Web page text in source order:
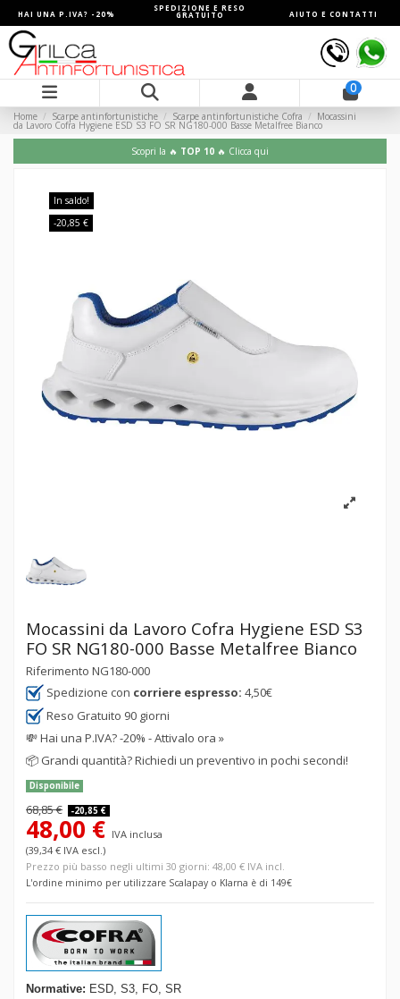
HAI UNA P.IVA? -20%
SPEDIZIONE E RESO
GRATUITO AIUTO E CONTATTI
0
Home Scarpe antinfortunistiche Scarpe antinfortunistiche Cofra Mocassini
da Lavoro Cofra Hygiene ESD S3 FO SR NG180-000 Basse Metalfree Bianco
Scopri la 🔥 TOP 10 🔥 Clicca qui
In saldo!
-20,85 €
Mocassini da Lavoro Cofra Hygiene ESD S3
FO SR NG180-000 Basse Metalfree Bianco
Riferimento NG180-000
Spedizione con corriere espresso: 4,50€
Reso Gratuito 90 giorni
💸Hai una P.IVA? -20% - Attivalo ora »
📦 Grandi quantità? Richiedi un preventivo in pochi secondi!
Disponibile
68,85 € -20,85 €
48,00 € IVA inclusa
(39,34 € IVA escl.)
Prezzo più basso negli ultimi 30 giorni: 48,00 € IVA incl.
L'ordine minimo per utilizzare Scalapay o Klarna è di 149€
Normative: ESD, S3, FO, SR